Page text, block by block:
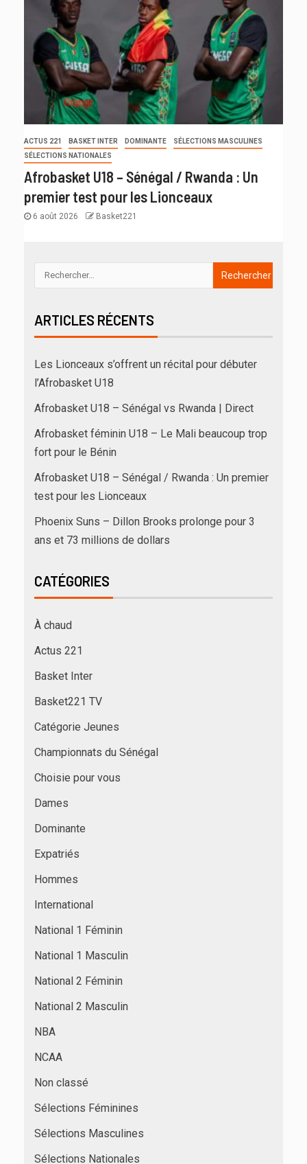
ACTUS 221 BASKET INTER DOMINANTE
SÉLECTIONS MASCULINES
SÉLECTIONS NATIONALES
Afrobasket U18 – Sénégal / Rwanda : Un
premier test pour les Lionceaux
6 août 2026 Basket221
ARTICLES RÉCENTS
Les Lionceaux s’offrent un récital pour débuter
l’Afrobasket U18
Afrobasket U18 – Sénégal vs Rwanda | Direct
Afrobasket féminin U18 – Le Mali beaucoup trop
fort pour le Bénin
Afrobasket U18 – Sénégal / Rwanda : Un premier
test pour les Lionceaux
Phoenix Suns – Dillon Brooks prolonge pour 3
ans et 73 millions de dollars
CATÉGORIES
À chaud
Actus 221
Basket Inter
Basket221 TV
Catégorie Jeunes
Championnats du Sénégal
Choisie pour vous
Dames
Dominante
Expatriés
Hommes
International
National 1 Féminin
National 1 Masculin
National 2 Féminin
National 2 Masculin
NBA
NCAA
Non classé
Sélections Féminines
Sélections Masculines
Sélections Nationales